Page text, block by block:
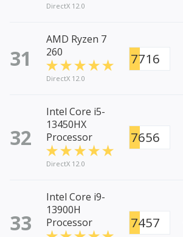
DirectX 12.0
31
AMD Ryzen 7
260
DirectX 12.0
7716
32
Intel Core i5-
13450HX
Processor
DirectX 12.0
7656
33
Intel Core i9-
13900H
Processor
7457